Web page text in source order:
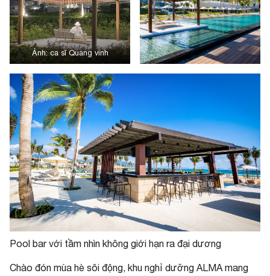
Ảnh: ca sĩ Quang vinh
Pool bar với tầm nhìn không giới hạn ra đại dương
Chào đón mùa hè sôi động, khu nghỉ dưỡng ALMA mang